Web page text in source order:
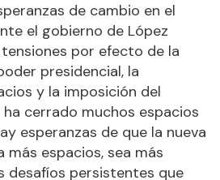
de cambio en el
el gobierno de López
por efecto de la
presidencial, la
y la imposición del
cerrado muchos espacios
esperanzas de que la nueva
espacios, sea más
desafíos persistentes que